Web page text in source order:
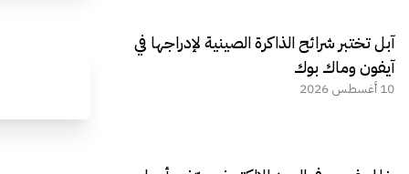
آبل تختبر شرائح الذاكرة الصينية لإدراجها في
آيفون وماك بوك
10 أغسطس 2026